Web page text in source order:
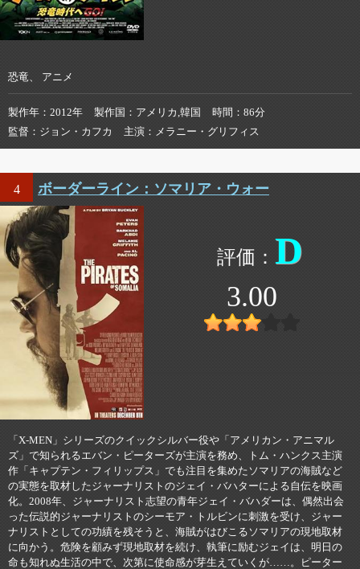
恐竜、 アニメ
製作年 2012年 製作国 アメリカ,韓国 時間
86分
監督
ジョン・カフカ 主演 メラニー・グリフィス
4 ボーダーライン：ソマリア・ウォー
D
3.00
「X-MEN」シリーズのクイックシルバー役や「アメリカン・アニマル
ズ」で知られるエバン・ピーターズが主演を務め、トム・ハンクス主演
作「キャプテン・フィリップス」でも注目を集めたソマリアの海賊など
の実態を取材したジャーナリストのジェイ・バハターによる自伝を映画
化。2008年、ジャーナリスト志望の青年ジェイ・バハダーは、偶然出会
った伝説的ジャーナリストのシーモア・トルビンに刺激を受け、ジャー
ナリストとしての功績を残そうと、海賊がはびこるソマリアの現地取材
に向かう。危険を顧みず現地取材を続け、執筆に励むジェイは、明日の
命も知れぬ生活の中で、次第に使命感が芽生えていくが……。ピーター